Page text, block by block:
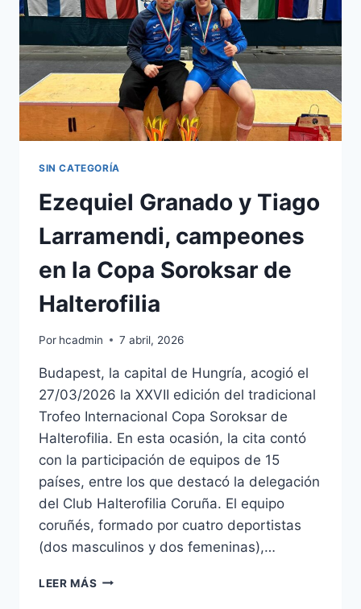
SIN CATEGORÍA
Ezequiel Granado y Tiago
Larramendi, campeones
en la Copa Soroksar de
Halterofilia
Por hcadmin 7 abril, 2026
Budapest, la capital de Hungría, acogió el
27/03/2026 la XXVII edición del tradicional
Trofeo Internacional Copa Soroksar de
Halterofilia. En esta ocasión, la cita contó
con la participación de equipos de 15
países, entre los que destacó la delegación
del Club Halterofilia Coruña. El equipo
coruñés, formado por cuatro deportistas
(dos masculinos y dos femeninas),…
LEER MÁS EZEQUIEL